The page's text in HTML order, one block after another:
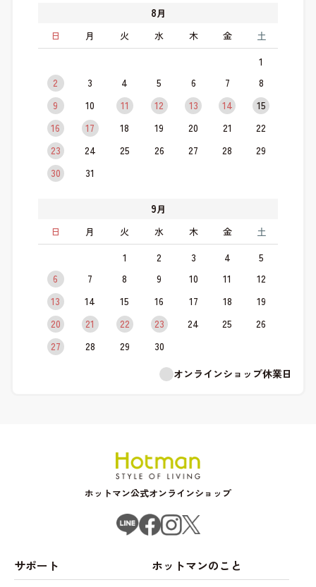
8月
日
月 火 水 木 金 土
1
2
3 4 5 6 7
8
9
10 11 12 13 14
15
16
17 18 19 20 21
22
23
24 25 26 27 28
29
30
31
9月
日
月 火 水 木 金 土
1 2 3 4
5
6
7 8 9 10 11
12
13
14 15 16 17 18
19
20
21 22 23 24 25
26
27
28 29
30
オンラインショップ休業日
ホットマン公式オンラインショップ
サポート ホットマンのこと